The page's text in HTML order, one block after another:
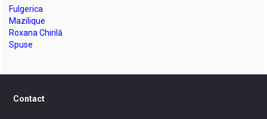
Fulgerica
Mazilique
Roxana Chirilă
Spuse
Contact